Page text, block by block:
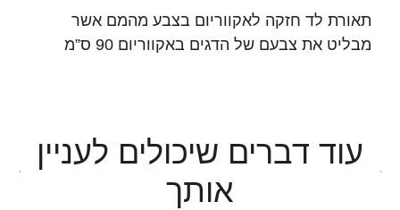
תאורת לד חזקה לאקווריום בצבע מהמם אשר
מבליט את צבעם של הדגים באקווריום 90 ס”מ
עוד דברים שיכולים לעניין
אותך